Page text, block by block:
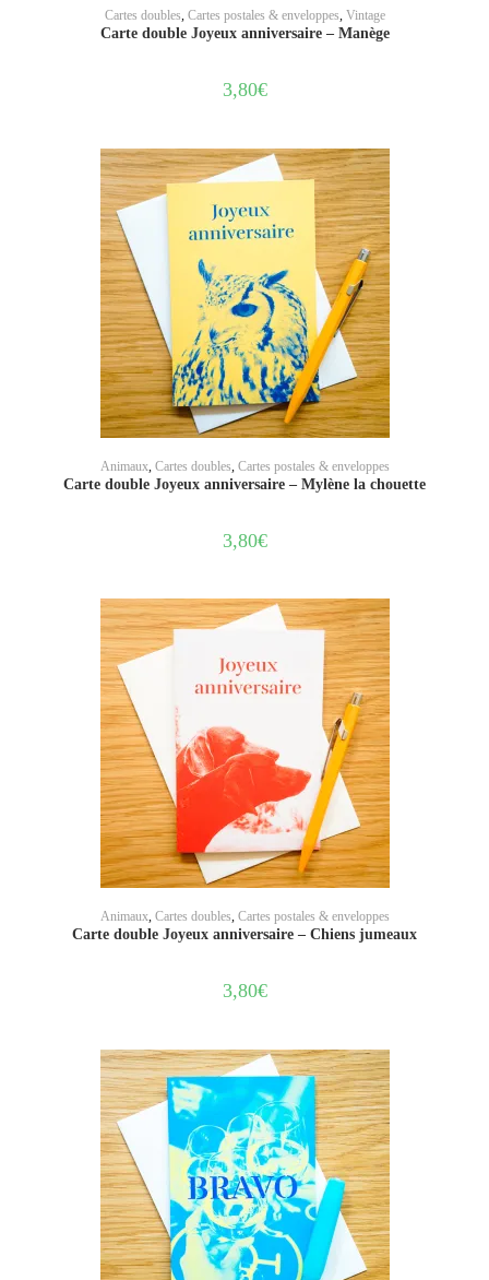
AJOUTER AU PANIER
Cartes doubles, Cartes postales & enveloppes, Vintage
Carte double Joyeux anniversaire – Manège
3,80€
AJOUTER AU PANIER
Animaux Cartes doubles Cartes postales & enveloppes
Carte double Joyeux anniversaire – Mylène la chouette
3,80€
AJOUTER AU PANIER
Animaux, Cartes doubles, Cartes postales & enveloppes
Carte double Joyeux anniversaire – Chiens jumeaux
3,80€